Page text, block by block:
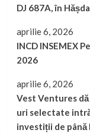
DJ 687A, în
aprilie 6, 2026
INCD INSEMEX
2026
aprilie 6, 2026
Vest Ventures
uri selectate
investiții de până